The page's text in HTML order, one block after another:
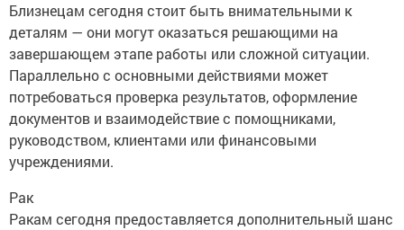
Близнецам сегодня стоит быть внимательными к
деталям — они могут оказаться решающими на
завершающем этапе работы или сложной ситуации.
Параллельно с основными действиями может
потребоваться проверка результатов, оформление
документов и взаимодействие с помощниками,
руководством, клиентами или финансовыми
учреждениями.
Рак
Ракам сегодня предоставляется дополнительный шанс